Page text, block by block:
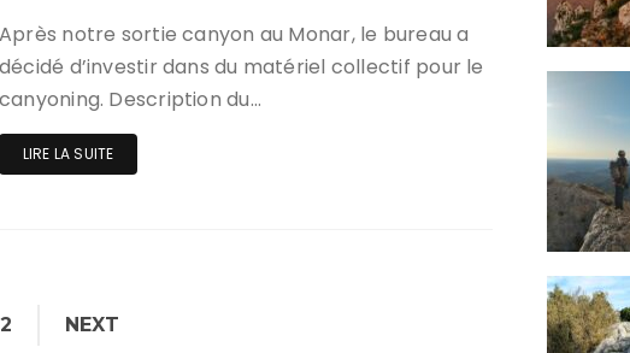
notre sortie canyon au Monar, le bureau a
d’investir dans du matériel collectif pour le
Description du…
LIRE LA SUITE
2 NEXT